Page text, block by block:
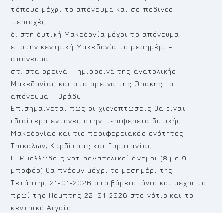
τόπους μέχρι το απόγευμα και σε πεδινές
περιοχές
δ. στη δυτική Μακεδονία μέχρι το απόγευμα
ε. στην κεντρική Μακεδονία το μεσημέρι –
απόγευμα
στ. στα ορεινά – ημιορεινά της ανατολικής
Μακεδονίας και στα ορεινά της Θράκης το
απόγευμα – βράδυ.
Επισημαίνεται πως οι χιονοπτώσεις θα είναι
ιδιαίτερα έντονες στην περιφέρεια δυτικής
Μακεδονίας και τις περιφερειακές ενότητες
Τρικάλων, Καρδίτσας και Ευρυτανίας.
Γ. Θυελλώδεις νοτιοανατολικοί άνεμοι (8 με 9
μποφόρ) θα πνέουν μέχρι το μεσημέρι της
Τετάρτης 21-01-2026 στο βόρειο Ιόνιο και μέχρι το
πρωί της Πέμπτης 22-01-2026 στο νότιο και το
κεντρικό Αιγαίο.